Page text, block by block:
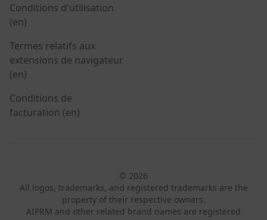
Conditions d'utilisation
(en)
Termes relatifs aux
extensions de navigateur
(en)
Conditions de
facturation (en)
© 2026
All logos, trademarks, and registered trademarks are the
property of their respective owners.
AIPRM and other related brand names are registered